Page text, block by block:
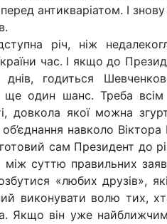
антикваріатом. І
річ, ніж
час. І якщо до
днів, годиться
один шанс. Треба всім
довкола якої можна
навколо
сам Президент до
суттю правильних
«любих друзів»,
виконувати волю тих,
Якщо він уже